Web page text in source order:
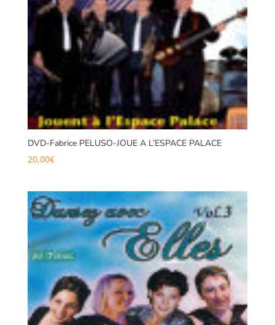
DVD-Fabrice PELUSO-JOUE A L’ESPACE PALACE
20,00€